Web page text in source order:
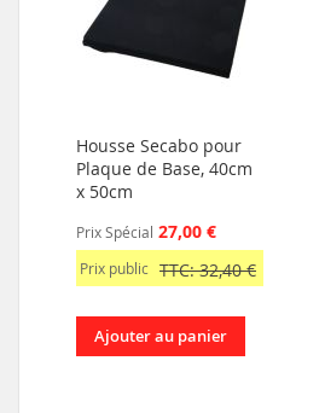
Housse Secabo pour
Plaque de Base, 40cm
x 50cm
Prix Spécial 27,00 €
Prix public TTC: 32,40 €
Ajouter au panier